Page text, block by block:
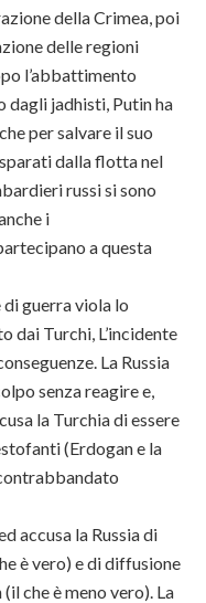
della Crimea, poi
delle regioni
l’abbattimento
dagli jadhisti, Putin ha
per salvare il suo
dalla flotta nel
russi si sono
i
a questa
di guerra viola lo
dai Turchi, L’incidente
La Russia
senza reagire e,
la Turchia di essere
(Erdogan e la
accusa la Russia di
è vero) e di diffusione
che è meno vero). La